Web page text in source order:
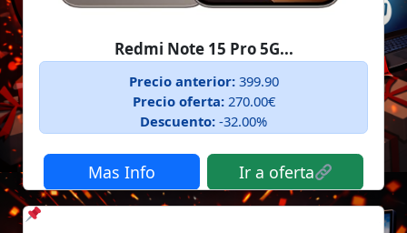
Redmi Note 15 Pro 5G...
Precio anterior:399.90
Precio oferta:270.00€
Descuento: -32.00%
Mas Info Ir a oferta